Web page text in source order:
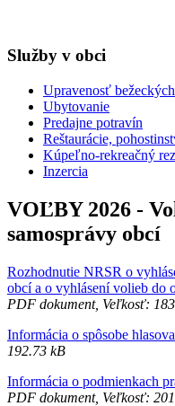
Služby v obci
Upravenosť
Ubytovanie
Predajne potravín
Reštaurácie,
Kúpeľno-rekreačný
Inzercia
VOĽBY 2026 -
samosprávy obcí
Rozhodnutie NRSR o
obcí a o vyhlásení volieb do
PDF dokument, Veľkosť:
Informácia o spôsobe
192.73 kB
Informácia o podmienkach
PDF dokument, Veľkosť: